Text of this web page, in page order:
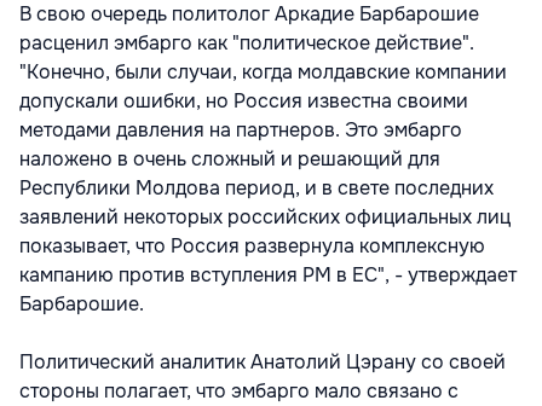
В свою очередь политолог Аркадие Барбарошие
расценил эмбарго как "политическое действие".
"Конечно, были случаи, когда молдавские компании
допускали ошибки, но Россия известна своими
методами давления на партнеров. Это эмбарго
наложено в очень сложный и решающий для
Республики Молдова период, и в свете последних
заявлений некоторых российских официальных лиц
показывает, что Россия развернула комплексную
кампанию против вступления РМ в ЕС", - утверждает
Барбарошие.
Политический аналитик Анатолий Цэрану со своей
стороны полагает, что эмбарго мало связано с